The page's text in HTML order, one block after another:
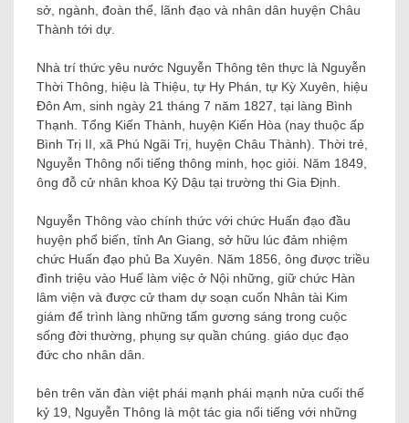
sở, ngành, đoàn thể, lãnh đạo và nhân dân huyện Châu
Thành tới dự.
Nhà trí thức yêu nước Nguyễn Thông tên thực là Nguyễn
Thời Thông, hiệu là Thiệu, tự Hy Phán, tự Kỳ Xuyên, hiệu
Đôn Am, sinh ngày 21 tháng 7 năm 1827, tại làng Bình
Thạnh. Tổng Kiến Thành, huyện Kiến Hòa (nay thuộc ấp
Bình Trị II, xã Phú Ngãi Trị, huyện Châu Thành). Thời trẻ,
Nguyễn Thông nổi tiếng thông minh, học giỏi. Năm 1849,
ông đỗ cử nhân khoa Kỷ Dậu tại trường thi Gia Định.
Nguyễn Thông vào chính thức với chức Huấn đạo đầu
huyện phổ biến, tỉnh An Giang, sở hữu lúc đảm nhiệm
chức Huấn đạo phủ Ba Xuyên. Năm 1856, ông được triều
đình triệu vào Huế làm việc ở Nội những, giữ chức Hàn
lâm viện và được cử tham dự soạn cuốn Nhân tài Kim
giám để trình làng những tấm gương sáng trong cuộc
sống đời thường, phụng sự quần chúng. giáo dục đạo
đức cho nhân dân.
bên trên văn đàn việt phái mạnh phái mạnh nửa cuối thế
kỷ 19, Nguyễn Thông là một tác gia nổi tiếng với những